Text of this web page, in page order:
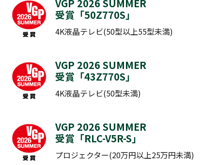
VGP 2026 SUMMER
受賞「50Z770S​​​​​​」
4K液晶テレビ(50型以上55型未満)
VGP 2026 SUMMER
受賞「43Z770S​​​​​​」
4K液晶テレビ(50型未満)
VGP 2026 SUMMER
受賞「RLC-V5R-S」
プロジェクター(20万円以上25万円未満)